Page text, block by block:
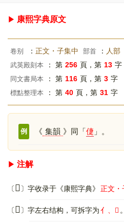
康熙字典原文
卷别 ： 正文・子集中 部首 ： 人部
武英殿刻本 ： 第 256 頁，第 13 字
同文書局本 ： 第 116 頁，第 3 字
標點整理本 ： 第 40 頁，第 31 字
例 《 集韻 》同「倢 」。
注解
〔 𠌿 〕字收录于《康熙字典》 正文・
〔 𠌿 〕字左右结构，可拆字为亻、𢈻 。